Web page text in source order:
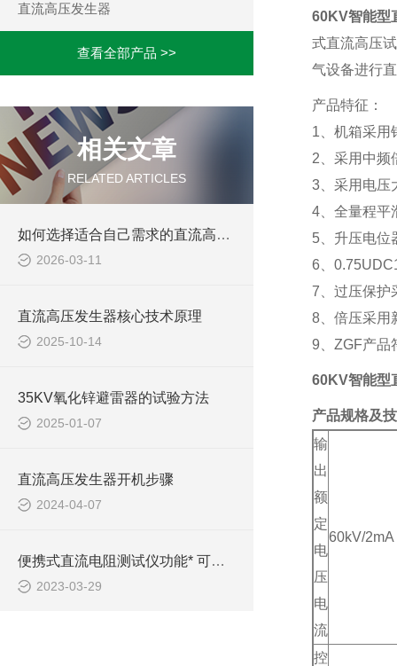
直流高压发生器
查看全部产品 >>
相关文章
RELATED ARTICLES
如何选择适合自己需求的直流高压发生器？
2026-03-11
直流高压发生器核心技术原理
2025-10-14
35KV氧化锌避雷器的试验方法
2025-01-07
直流高压发生器开机步骤
2024-04-07
便携式直流电阻测试仪功能* 可控性多！
2023-03-29
60KV智能型
式直流高压
气设备进行
产品特征：
1、机箱采用
2、采用中频
3、采用电压
4、全量程平
5、升压电位
6、
7、过压保护
8、倍压采用
9、ZGF产品
60KV智能型
产品规格及
输
出
额
定
电
压
电
流
60kV/2mA
控